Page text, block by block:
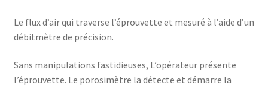
Le flux d’air qui traverse l’éprouvette et mesuré à l’aide d’un
débitmètre de précision.
Sans manipulations fastidieuses, L’opérateur présente
l’éprouvette. Le porosimètre la détecte et démarre la